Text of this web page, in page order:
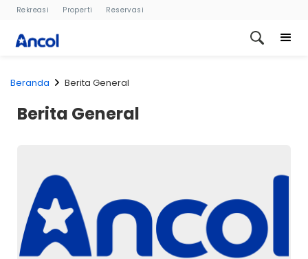
Rekreasi Properti Reservasi
Beranda Berita General
Berita General